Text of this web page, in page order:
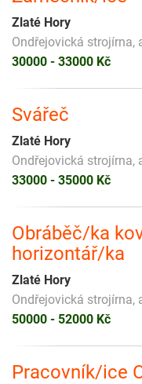
Zlaté Hory
Ondřejovická strojírna,
30000 - 33000 Kč
Svářeč
Zlaté Hory
Ondřejovická strojírna,
33000 - 35000 Kč
Obráběč/ka
horizontář/ka
Zlaté Hory
Ondřejovická strojírna,
50000 - 52000 Kč
Pracovník/ice